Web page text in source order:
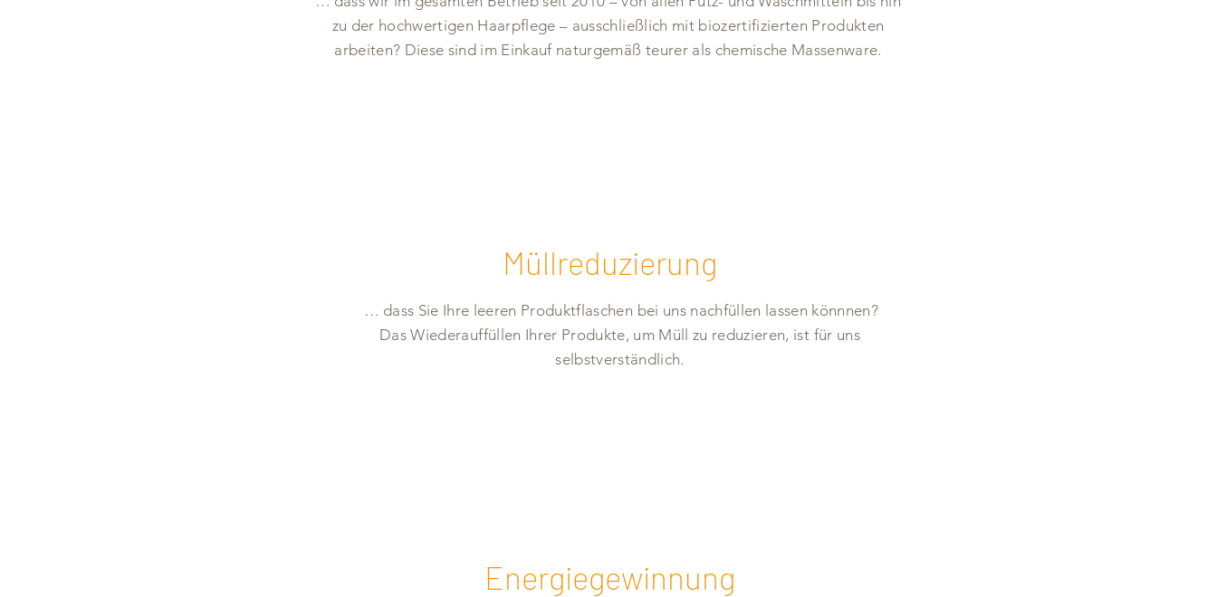
zu der hochwertigen Haarpflege – ausschließlich mit biozertifizierten Produkten
arbeiten? Diese sind im Einkauf naturgemäß teurer als chemische Massenware.
Müllreduzierung
… dass Sie Ihre leeren Produktflaschen bei uns nachfüllen lassen könnnen?
Das Wiederauffüllen Ihrer Produkte, um Müll zu reduzieren, ist für uns
selbstverständlich.
Energiegewinnung